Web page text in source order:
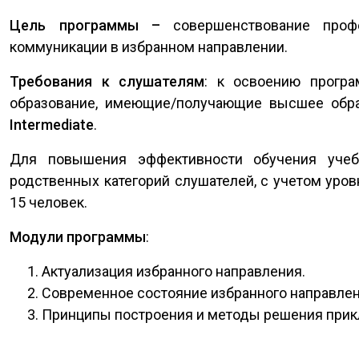
Цель программы – совершенствование
коммуникации в избранном направлении.
Требования к слушателям: к освоению
образование, имеющие/получающие высшее
Intermediate.
Для повышения эффективности обучения
родственных категорий слушателей, с учетом
15 человек.
Модули программы:
Актуализация избранного направления.
Современное состояние избранного
Принципы построения и методы решения